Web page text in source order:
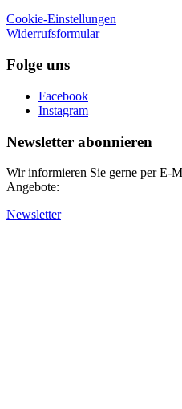
Cookie-Einstellungen
Widerrufsformular
Folge uns
Facebook
Instagram
Newsletter abonnieren
Wir informieren Sie gerne per E-
Angebote:
Newsletter